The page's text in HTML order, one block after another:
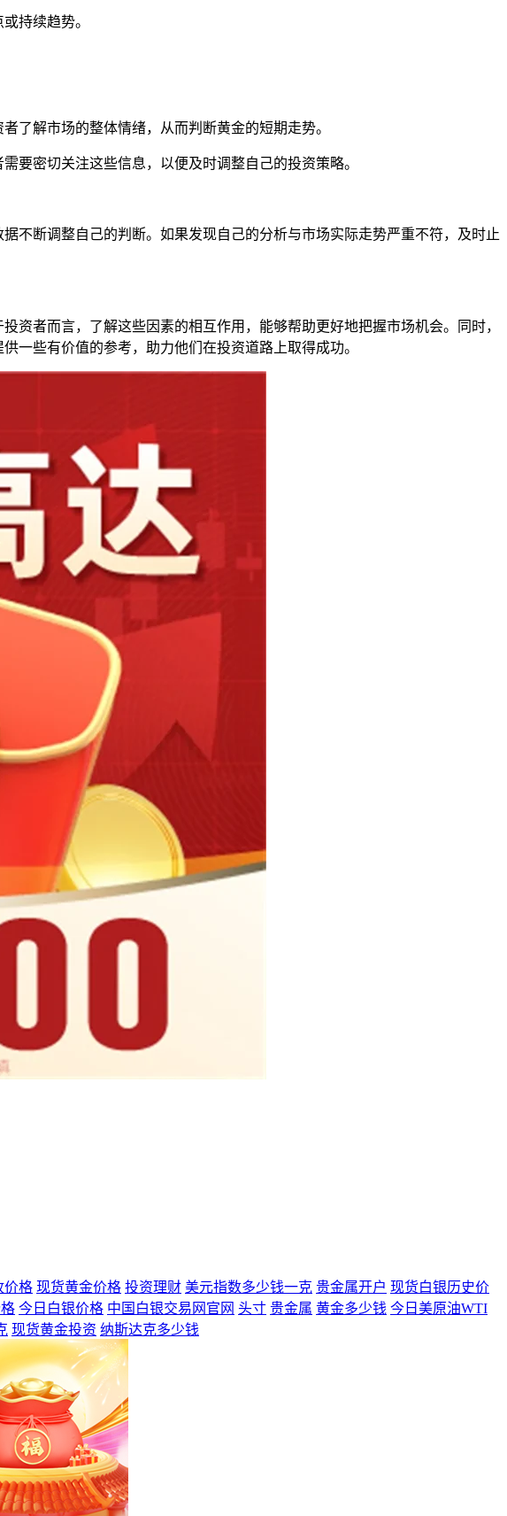
持续趋势。
了解市场的整体情绪，从而判断黄金的短期走势。
要密切关注这些信息，以便及时调整自己的投资策略。
不断调整自己的判断。如果发现自己的分析与市场实际走势严重不符，及时止
资者而言，了解这些因素的相互作用，能够帮助更好地把握市场机会。同时，
一些有价值的参考，助力他们在投资道路上取得成功。
价格 现货黄金价格 投资理财 美元指数多少钱一克 贵金属开户 现货白银历史价
今日白银价格 中国白银交易网官网 头寸 贵金属 黄金多少钱 今日美原油WTI
现货黄金投资 纳斯达克多少钱